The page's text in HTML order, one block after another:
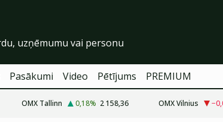
Pasākumi Video Pētījums PREMIUM
OMX Tallinn 0,18% 2 158,36 OMX Vilnius